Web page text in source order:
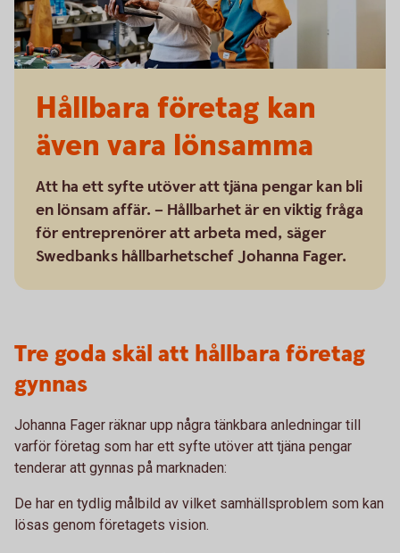
Hållbara företag kan
även vara lönsamma
Att ha ett syfte utöver att tjäna pengar kan bli
en lönsam affär. – Hållbarhet är en viktig fråga
för entreprenörer att arbeta med, säger
Swedbanks hållbarhetschef Johanna Fager.
Tre goda skäl att hållbara företag
gynnas
Johanna Fager räknar upp några tänkbara anledningar till
varför företag som har ett syfte utöver att tjäna pengar
tenderar att gynnas på marknaden:
De har en tydlig målbild av vilket samhällsproblem som kan
lösas genom företagets vision.